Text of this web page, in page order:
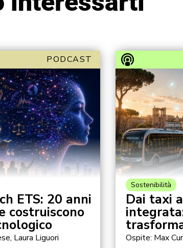
PODCAST
ETS: 20 anni
costruiscono
Laura Liguori
Sostenibilità
Dai taxi
Ospite: Max